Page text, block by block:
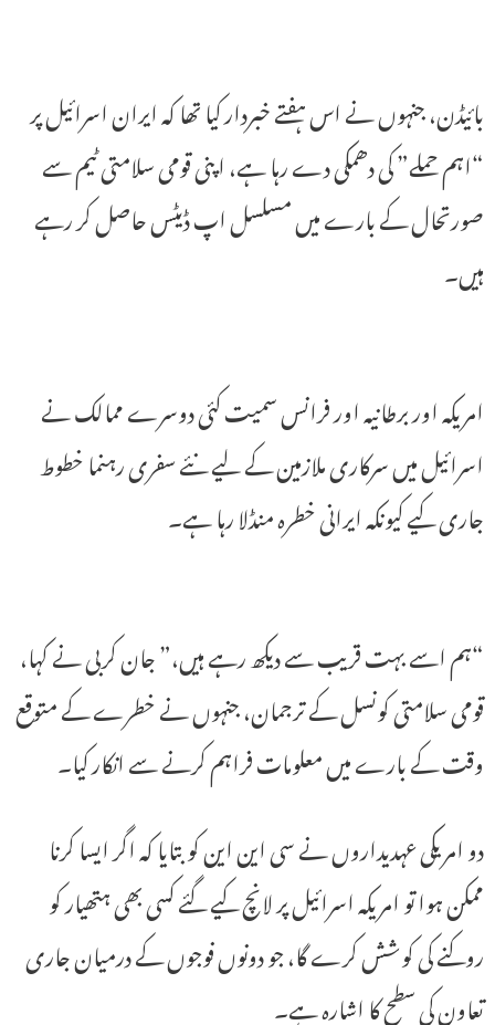
بائیڈن، جنہوں نے اس ہفتے خبردار کیا تھا کہ ایران اسرائیل پر
“اہم حملے” کی دھمکی دے رہا ہے، اپنی قومی سلامتی ٹیم سے
صورتحال کے بارے میں مسلسل اپ ڈیٹس حاصل کر رہے
ہیں۔
امریکہ اور برطانیہ اور فرانس سمیت کئی دوسرے ممالک نے
اسرائیل میں سرکاری ملازمین کے لیے نئے سفری رہنما خطوط
جاری کیے کیونکہ ایرانی خطرہ منڈلا رہا ہے۔
“ہم اسے بہت قریب سے دیکھ رہے ہیں،” جان کربی نے کہا،
قومی سلامتی کونسل کے ترجمان، جنہوں نے خطرے کے متوقع
وقت کے بارے میں معلومات فراہم کرنے سے انکار کیا۔
دو امریکی عہدیداروں نے سی این این کو بتایا کہ اگر ایسا کرنا
ممکن ہوا تو امریکہ اسرائیل پر لانچ کیے گئے کسی بھی ہتھیار کو
روکنے کی کوشش کرے گا، جو دونوں فوجوں کے درمیان جاری
تعاون کی سطح کا اشارہ ہے۔